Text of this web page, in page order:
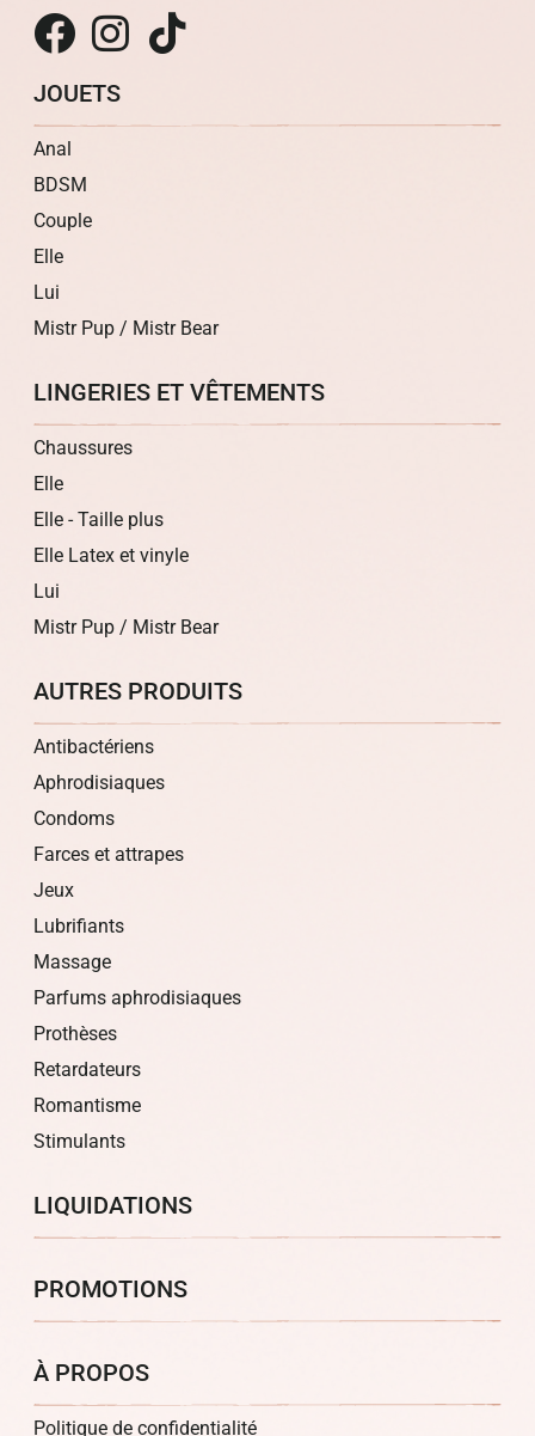
JOUETS
Anal
BDSM
Couple
Elle
Lui
Mistr Pup / Mistr Bear
LINGERIES ET VÊTEMENTS
Chaussures
Elle
Elle - Taille plus
Elle Latex et vinyle
Lui
Mistr Pup / Mistr Bear
AUTRES PRODUITS
Antibactériens
Aphrodisiaques
Condoms
Farces et attrapes
Jeux
Lubrifiants
Massage
Parfums aphrodisiaques
Prothèses
Retardateurs
Romantisme
Stimulants
LIQUIDATIONS
PROMOTIONS
À PROPOS
Politique de confidentialité